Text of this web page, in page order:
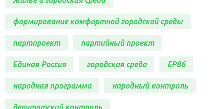
формирование комфортной городской среды
партпроект партийный проект
Единая Россия городская среда ЕР86
народная программа народный контроль
депутатский контроль